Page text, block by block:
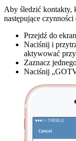
Aby śledzić kontakty,
następujące
Przejdź do
Naciśnij i
aktywować
Zaznacz
Naciśnij